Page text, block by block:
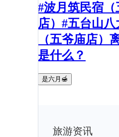
#波月筑民宿
店）#五台山
（五爷庙店）
是什么？
是六月🍯
旅游资讯